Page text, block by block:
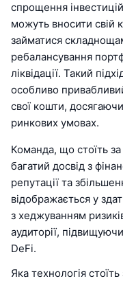
спрощення
можуть вносити свій
займатися
ребалансування
ліквідації. Такий
особливо
свої кошти,
ринкових умовах.
Команда, що стоїть
багатий досвід з
репутації та
відображається у
з хеджуванням
аудиторії,
DeFi.
Яка технологія